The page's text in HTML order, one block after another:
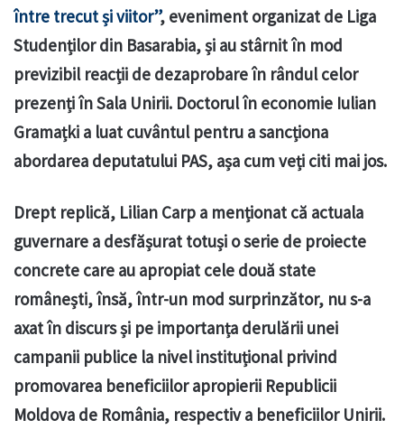
între trecut și viitor”, eveniment organizat de Liga
Studenților din Basarabia, și au stârnit în mod
previzibil reacții de dezaprobare în rândul celor
prezenți în Sala Unirii. Doctorul în economie Iulian
Gramațki a luat cuvântul pentru a sancționa
abordarea deputatului PAS, așa cum veți citi mai jos.
Drept replică, Lilian Carp a menționat că actuala
guvernare a desfășurat totuși o serie de proiecte
concrete care au apropiat cele două state
românești, însă, într-un mod surprinzător, nu s-a
axat în discurs și pe importanța derulării unei
campanii publice la nivel instituțional privind
promovarea beneficiilor apropierii Republicii
Moldova de România, respectiv a beneficiilor Unirii.